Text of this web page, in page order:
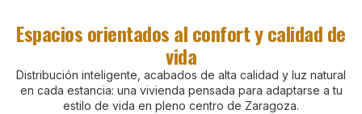
Espacios orientados al confort y calidad de
vida
Distribución inteligente, acabados de alta calidad y luz natural
en cada estancia: una vivienda pensada para adaptarse a tu
estilo de vida en pleno centro de Zaragoza.